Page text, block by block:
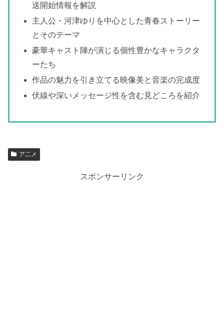
送開始情報を解説
主人公・河津ゆりを中心とした青春ストーリー
とそのテーマ
豪華キャスト陣が演じる個性豊かなキャラクタ
ーたち
作品の魅力を引き立てる映像美と音楽の完成度
伏線や深いメッセージ性を含む見どころを紹介
ア二メ
スポンサーリンク